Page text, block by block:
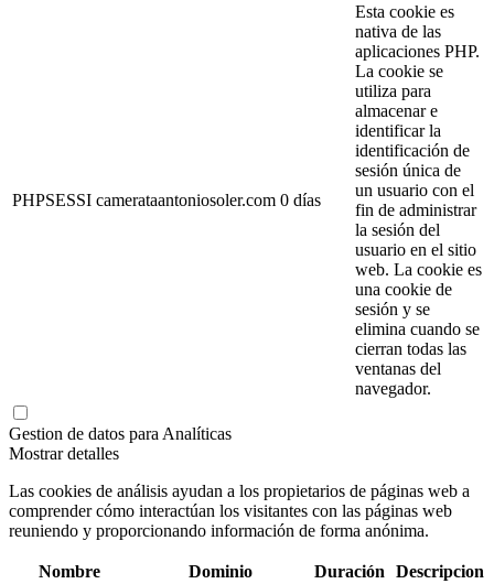
PHPSESSI camerataantoniosoler.com 0 días
Esta cookie es
nativa de las
aplicaciones PHP.
La cookie se
utiliza para
almacenar e
identificar la
identificación de
sesión única de
un usuario con el
fin de administrar
la sesión del
usuario en el sitio
web. La cookie es
una cookie de
sesión y se
elimina cuando se
cierran todas las
ventanas del
navegador.
Gestion de datos para Analíticas
Mostrar detalles
Las cookies de análisis ayudan a los propietarios de páginas web a
comprender cómo interactúan los visitantes con las páginas web
reuniendo y proporcionando información de forma anónima.
Nombre Dominio Duración Descripcion